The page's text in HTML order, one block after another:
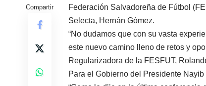
Compartir
Federación Salvadoreña de Fútbol
Selecta, Hernán Gómez.
“No dudamos que con su vasta
este nuevo camino lleno de retos y
Regularizadora de la FESFUT,
Para el Gobierno del Presidente